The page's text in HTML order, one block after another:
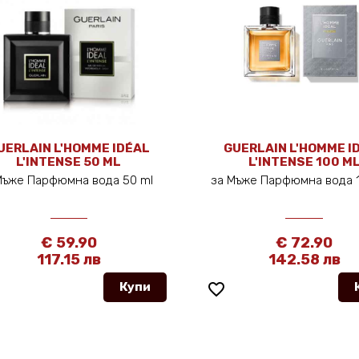
L'HOMME IDÉAL
L'INTENSE 50 ML
Парфюмна вода 50 ml
€ 59.90
117.15 лв
Купи favorite_border
GUERLAIN L'HOMME
L'INTENSE 100
за Мъже Парфюмна вода
€ 72.90
142.58 лв